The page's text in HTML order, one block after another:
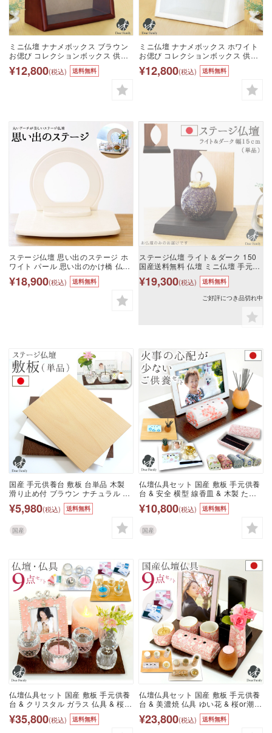
ミニ仏壇 ナナメボックス ブラウン
お偲び コレクションボックス 供養
台 手元供養台仏壇 ミニサイズ 仏具
神具 モダン おしゃれ シンプル 供養
供養品 手元供養 メモリアルボック
ス ケース 箱 終活 展示 赤ちゃん 子
¥12,800(税込) 送料無料
ミニ仏壇 ナナメボックス ホワイト
お偲び コレクションボックス 供養
台 手元供養台仏壇 ミニサイズ 仏具
神具 モダン おしゃれ シンプル 供養
供養品 手元供養 メモリアルボック
ス ケース 箱 終活 展示 水子供養 水
¥12,800(税込) 送料無料
ステージ仏壇 思い出のステージ ホ
ワイト パール 思い出のかけ橋 仏壇
木製 ミニ仏壇 手元供養 白 パールホ
ワイト コンパクト おしゃれ 可愛い
モダン シンプル スタンド ステージ
台 供養台 水子供養 天使ママ ssbd
¥18,900(税込) 送料無料
ステージ仏壇 ライト＆ダーク 150
国産送料無料 仏壇 ミニ仏壇 手元供
養 シンプル スタイリッシュ おしゃ
れ 水子供養 供養 水子 日本製 上品
木製 終活 ブラウン ライトブラウン
茶色 家具調 モダン コンパクト 小さ
¥19,300(税込)
送料無料
ご好評につき品切れ中
国産 手元供養台 敷板 台単品 木製
滑り止め付 ブラウン ナチュラル ホ
ワイト ステージ仏壇 オープン仏壇
ミニ仏壇 手元供養 仏具 プレート 家
具調 モダン 小さい コンパクト ミニ
茶色 くるみ 可愛い おしゃれ 49日
お彼岸 お盆 神具 天使ママ
¥5,980(税込) 送料無料
国産
仏壇仏具セット 国産 敷板 手元供養
台 & 安全 横型 線香皿 & 木製 たま
ご型 線香差し トータル セット ミニ
仏壇 線香ホルダー ミニ 小さい コン
パクト シンプル リビング マンショ
ン 手元供養 水子供養 かわいい おし
ゃれ bb
¥10,800(税込) 送料無料
国産
仏壇仏具セット 国産 敷板 手元供養
台 & クリスタル ガラス 仏具 & 桜or
潮の香り 線香 ろうそく & 香炉石 ト
ータル セット ミニ仏壇 ミニ 小さい
¥35,800(税込) 送料無料
仏壇仏具セット 国産 敷板 手元供養
台 & 美濃焼 仏具 ゆい花 & 桜or潮の
香り 線香 ろうそく & カーボンフェ
ルト トータル セット ミニ仏壇 ミニ
¥23,800(税込) 送料無料